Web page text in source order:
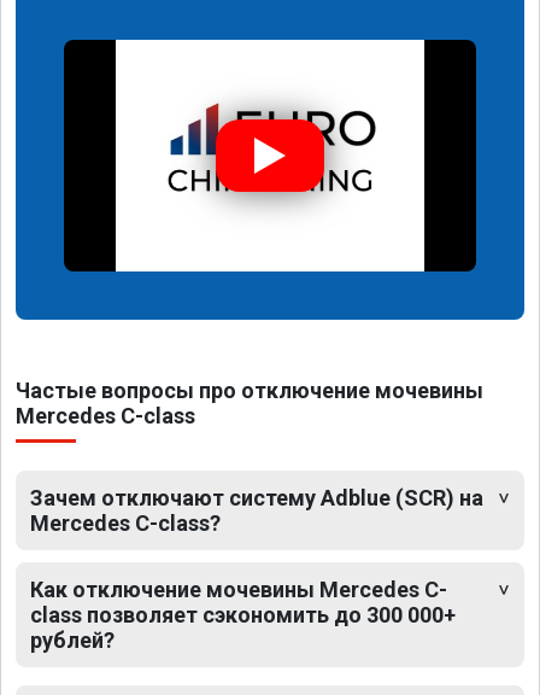
Частые вопросы про отключение мочевины
Mercedes C-class
Зачем отключают систему Adblue (SCR) на
Mercedes C-class?
Как отключение мочевины Mercedes C-
class позволяет сэкономить до 300 000+
рублей?